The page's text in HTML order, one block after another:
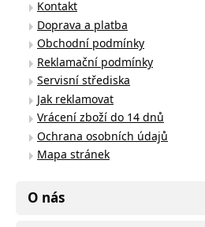
Kontakt
Doprava a platba
Obchodní podmínky
Reklamační podmínky
Servisní střediska
Jak reklamovat
Vrácení zboží do 14 dnů
Ochrana osobních údajů
Mapa stránek
O nás